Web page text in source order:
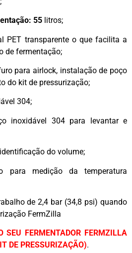
55 litros;
PET transparente o que facilita a
de fermentação;
para airlock, instalação de poço
do kit de pressurização;
304;
inoxidável 304 para levantar e
do volume;
para medição da temperatura
de 2,4 bar (34,8 psi) quando
FermZilla
SEU FERMENTADOR FERMZILLA
DE PRESSURIZAÇÃO).